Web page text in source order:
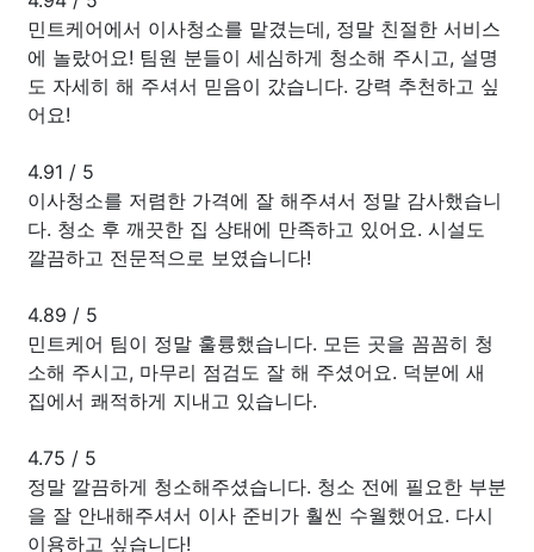
민트케어에서 이사청소를 맡겼는데, 정말 친절한 서비스
에 놀랐어요! 팀원 분들이 세심하게 청소해 주시고, 설명
도 자세히 해 주셔서 믿음이 갔습니다. 강력 추천하고 싶
어요!
4.91 / 5
이사청소를 저렴한 가격에 잘 해주셔서 정말 감사했습니
다. 청소 후 깨끗한 집 상태에 만족하고 있어요. 시설도
깔끔하고 전문적으로 보였습니다!
4.89 / 5
민트케어 팀이 정말 훌륭했습니다. 모든 곳을 꼼꼼히 청
소해 주시고, 마무리 점검도 잘 해 주셨어요. 덕분에 새
집에서 쾌적하게 지내고 있습니다.
4.75 / 5
정말 깔끔하게 청소해주셨습니다. 청소 전에 필요한 부분
을 잘 안내해주셔서 이사 준비가 훨씬 수월했어요. 다시
이용하고 싶습니다!